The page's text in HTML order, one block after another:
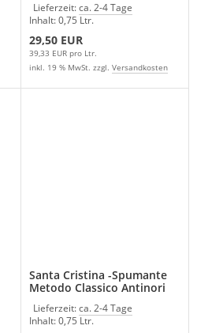
Lieferzeit:ca. 2-4 Tage
Inhalt: 0,75 Ltr.
29,50 EUR
39,33 EUR pro Ltr.
inkl. 19 % MwSt. zzgl. Versandkosten
Santa Cristina -Spumante
Metodo Classico Antinori
Lieferzeit:ca. 2-4 Tage
Inhalt: 0,75 Ltr.